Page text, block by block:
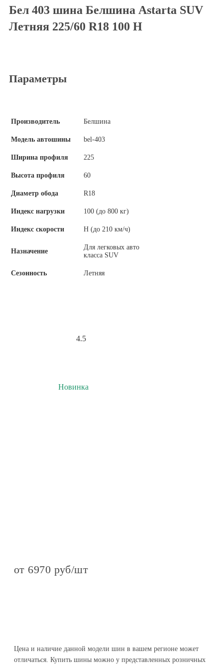
Бел 403 шина Белшина Astarta SUV
Летняя 225/60 R18 100 Н
Параметры
Производитель Белшина
Модель автошины bel-403
Ширина профиля 225
Высота профиля 60
Диаметр обода R18
Индекс нагрузки 100 (до 800 кг)
Индекс скорости Н (до 210 км/ч)
Назначение
Для легковых авто
класса SUV
Сезонность Летняя
4.5
Новинка
от 6970 руб/шт
Цена и наличие данной модели шин в вашем регионе может
отличаться. Купить шины можно у представленных розничных